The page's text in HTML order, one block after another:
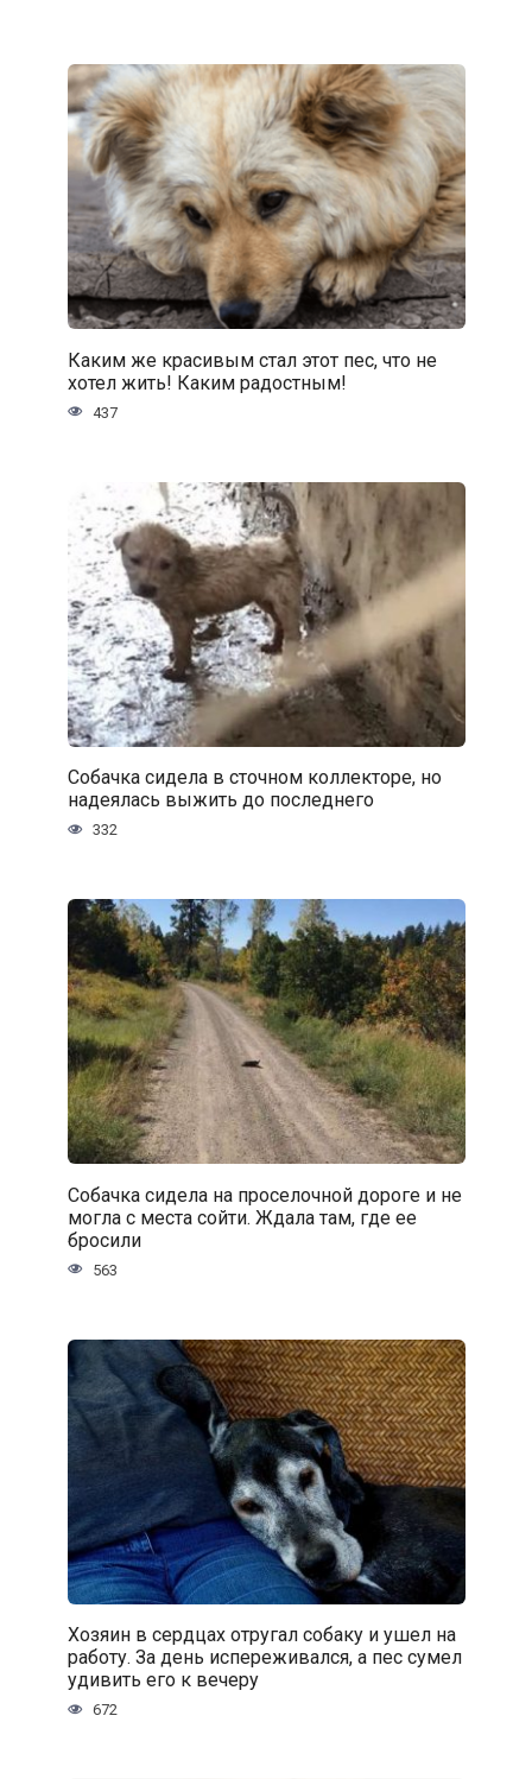
Каким же красивым стал этот пес, что не
хотел жить! Каким радостным!
437
Собачка сидела в сточном коллекторе, но
надеялась выжить до последнего
332
Собачка сидела на проселочной дороге и не
могла с места сойти. Ждала там, где ее
бросили
563
Хозяин в сердцах отругал собаку и ушел на
работу. За день испереживался, а пес сумел
удивить его к вечеру
672